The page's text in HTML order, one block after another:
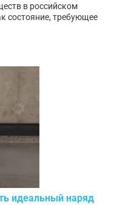
в российском
состояние, требующее
идеальный наряд